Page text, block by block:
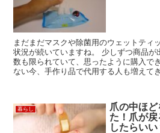
まだまだマスクや除菌用のウェットティ
状況が続いていますね。 少しずつ商品が
数も限られていて、思ったように購入で
ない今、手作り品で代用する人も増えて
暮らし
爪の中ほ
た！爪が
したらいい